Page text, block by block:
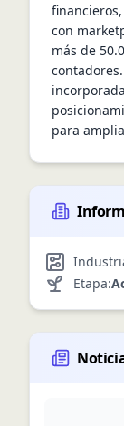
con
más de
para
Etapa: